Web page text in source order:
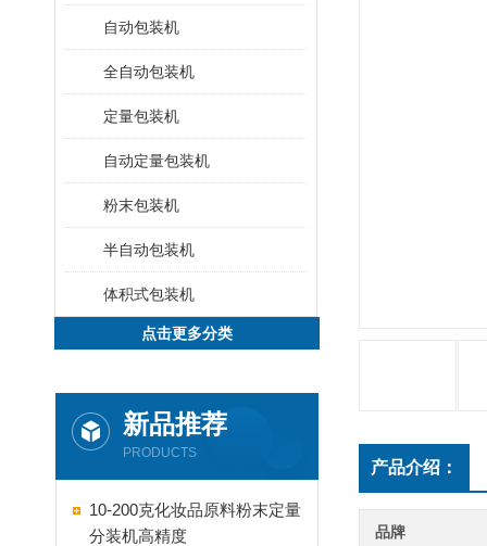
自动包装机
全自动包装机
定量包装机
自动定量包装机
粉末包装机
半自动包装机
体积式包装机
点击更多分类
新品推荐
PRODUCTS
10-200克化妆品原料粉末定量
分装机高精度
产品介绍：
品牌